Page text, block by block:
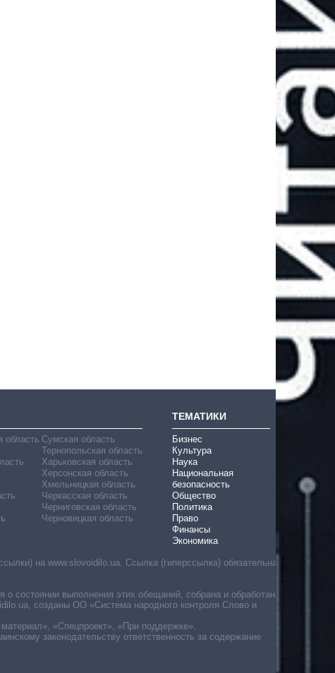
область Сумская область
Тернопольская область
Харьковская область
Херсонская область
Хмельницкая область
Черкасская область
Черниговская область
Черновицкая область
ТЕМАТИКИ
Бизнес
Культура
Наука
Национальная
безопасность
Общество
Политика
Право
Финансы
Экономика
на www.slovoidilo.ua. Ссылка (гиперссылка) обязательна
состоянии выполнения этих обещаний, собрана и обработана
созданы ОО «Система народного контроля Слово и
«Спецпроект», «При поддержке».
законодательству ответственность за содержание